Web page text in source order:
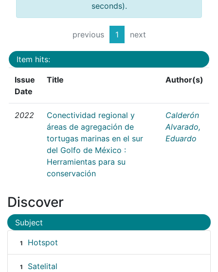
seconds).
previous 1 next
Item hits:
Issue
Date
Title Author(s)
2022
Conectividad regional y
áreas de agregación de
tortugas marinas en el sur
del Golfo de México :
Herramientas para su
conservación
Calderón
Alvarado,
Eduardo
Discover
Subject
1 Hotspot
1 Satelital